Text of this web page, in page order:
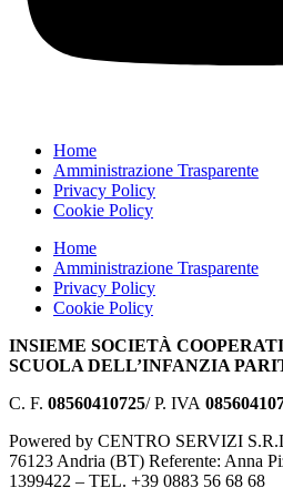
Home
Amministrazione Trasparente
Privacy Policy
Cookie Policy
Home
Amministrazione Trasparente
Privacy Policy
Cookie Policy
INSIEME SOCIETÀ
SCUOLA DELL’INFANZIA
C. F. 08560410725/ P. IVA
Powered by CENTRO SERVIZI
76123 Andria (BT) Referente: Anna
1399422 – TEL. +39 0883 56 68 68